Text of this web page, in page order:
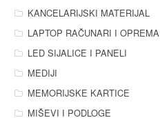
KANCELARIJSKI MATERIJAL
LAPTOP RAČUNARI I OPREMA
LED SIJALICE I PANELI
MEDIJI
MEMORIJSKE KARTICE
MIŠEVI I PODLOGE